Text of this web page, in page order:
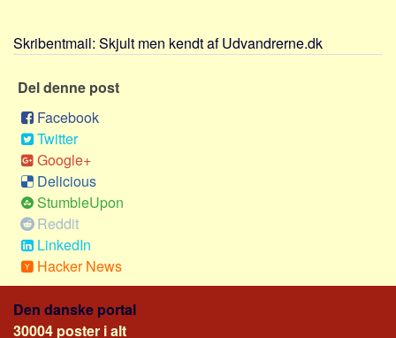
Thailand
Grækenland
USA
Alle
Nøgleord
Bolig
Job
Virksomhed
Pension og opsparing
Skribentmail: Skjult men kendt af Udvandrerne.dk
Del denne post
Facebook
Twitter
Google+
Delicious
StumbleUpon
Reddit
LinkedIn
Hacker News
Den danske portal
30004 poster i alt